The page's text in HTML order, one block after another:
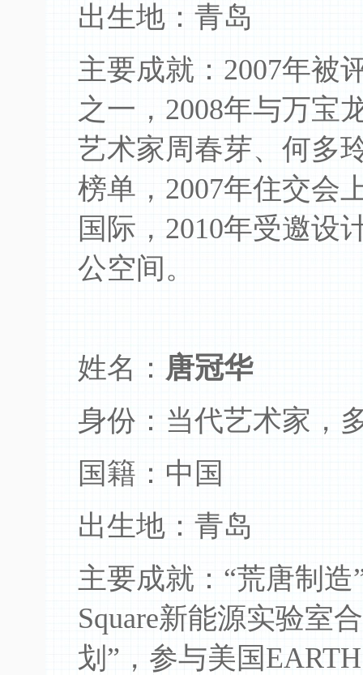
出生地：青岛
主要成就：2007年被
之一，2008年与万宝
艺术家周春芽、何多
榜单，2007年住交会
国际，2010年受邀设
公空间。
姓名： 唐冠华
身份：当代艺术家，
国籍：中国
出生地：青岛
主要成就：“荒唐制
Square新能源实验室
划”，参与美国